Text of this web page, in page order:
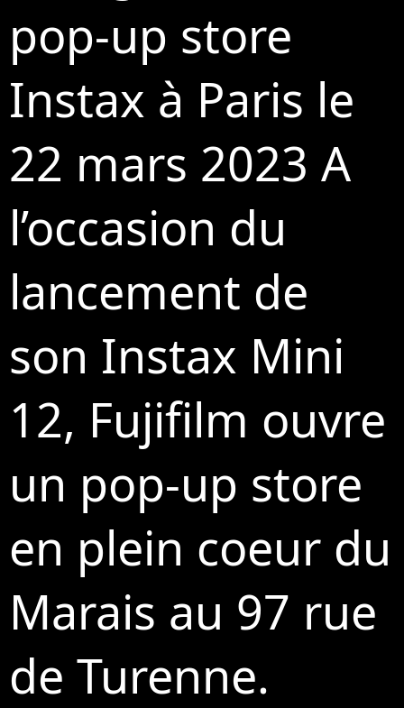
pop-up store
Instax à Paris le
22 mars 2023 A
l’occasion du
lancement de
son Instax Mini
12, Fujifilm ouvre
un pop-up store
en plein coeur du
Marais au 97 rue
de Turenne.